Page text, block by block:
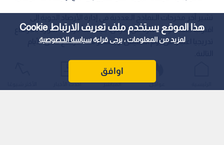
هذا الموقع يستخدم ملف تعريف الارتباط Cookie
لمزيد من المعلومات ، يرجى قراءةسياسة الخصوصية
اوافق
اقتراب كتلة هوائية حارة من الأردن، حيث تبدأ درجات الحرارة بالارتفاع
تدريجيا اعتبارا من يوم الخميس، ويستمر هذا الارتفاع خلال الأيام
عواجل المباشر أحدث الأخبار